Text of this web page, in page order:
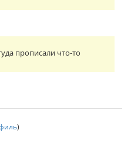
прописали что-то
)